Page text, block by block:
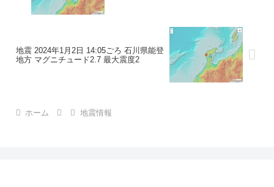
地震 2024年1月2日 14:05ごろ 石川県能登
地方 マグニチュード2.7 最大震度2
ホーム 地震情報